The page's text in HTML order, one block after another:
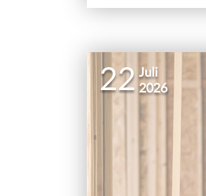
22 Juli
2026